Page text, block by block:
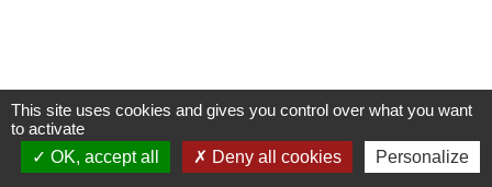
This site uses cookies and gives you control over what you want
to activate
OK, accept all
Deny all cookies Personalize